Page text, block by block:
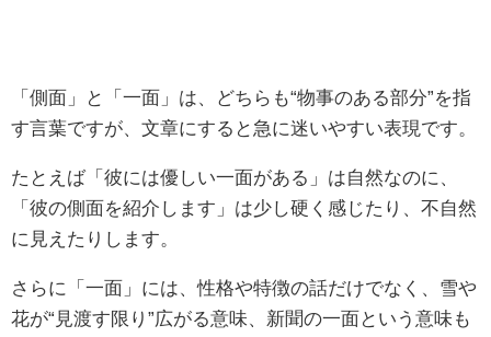
「側面」と「一面」は、どちらも“物事のある部分”を指
す言葉ですが、文章にすると急に迷いやすい表現です。
たとえば「彼には優しい一面がある」は自然なのに、
「彼の側面を紹介します」は少し硬く感じたり、不自然
に見えたりします。
さらに「一面」には、性格や特徴の話だけでなく、雪や
花が“見渡す限り”広がる意味、新聞の一面という意味も